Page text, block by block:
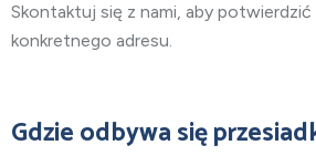
Skontaktuj się z nami, aby potwierdzić
konkretnego adresu.
Gdzie odbywa się